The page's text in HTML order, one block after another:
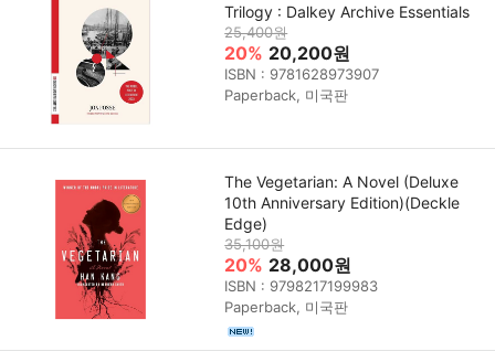
Trilogy : Dalkey Archive Essentials
25,400원
20% 20,200원
ISBN : 9781628973907
Paperback, 미국판
The Vegetarian: A Novel (Deluxe
10th Anniversary Edition)(Deckle
Edge)
35,100원
20% 28,000원
ISBN : 9798217199983
Paperback, 미국판